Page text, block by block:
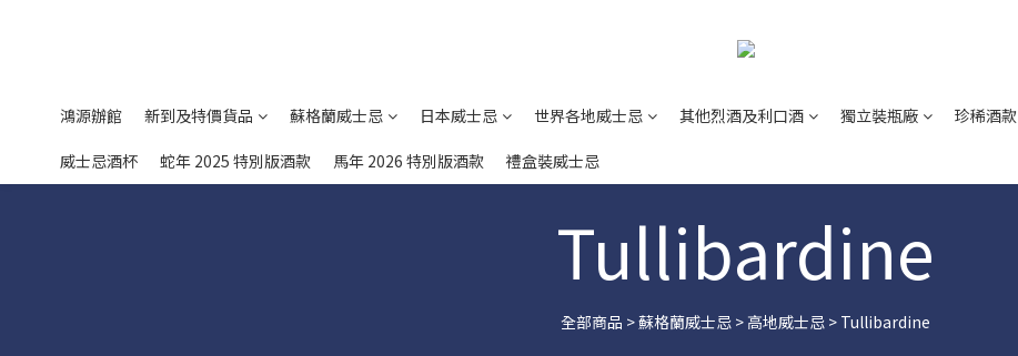
鴻源辦館 新到及特價貨品 蘇格蘭威士忌 日本威士忌 世界各地威士忌 其他烈酒及利口酒 獨立裝瓶廠 珍稀酒款
威士忌酒杯 蛇年 2025 特別版酒款 馬年 2026 特別版酒款 禮盒裝威士忌
Tullibardine
全部商品 >蘇格蘭威士忌 > 高地威士忌 > Tullibardine